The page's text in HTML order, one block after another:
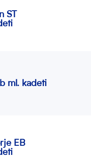
ST
ml. kadeti
EB